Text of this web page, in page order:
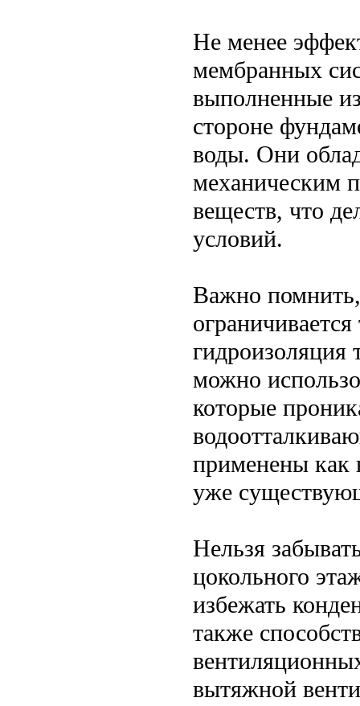
Не менее
мембранных
выполненные
стороне
воды. Они
механическим
веществ, что
условий.
Важно
гидроизоляция
можно
которые
применены как
уже
Нельзя
цокольного
избежать
также
вытяжной